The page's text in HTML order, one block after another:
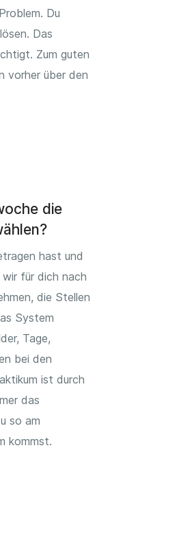
Du
Das
Zum guten
vorher über den
die
hast und
für dich nach
die Stellen
System
Tage,
bei den
ist durch
das
so am
kommst.